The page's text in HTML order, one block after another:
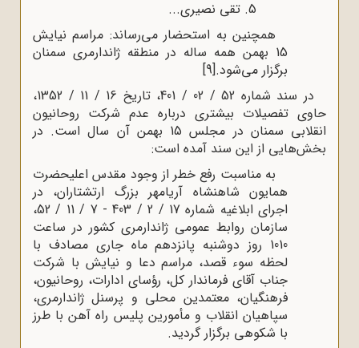
همچنین به استحضار می‌رساند: مراسم نیایش
15 بهمن همه ساله در منطقه ژاندارمری سمنان
برگزار می‌شود.[9]
در سند شماره 52 / 02 / 401، تاریخ 16 / 11 / 1352،
حاوی تفصیلات بیشتری درباره عدم شرکت روحانیون
انقلابی سمنان در مجلس 15 بهمن آن سال است. در
بخش‌هایی از این سند آمده است:
به مناسبت رفع خطر از وجود مقدس اعلیحضرت
همایون شاهنشاه آریامهر بزرگ ارتشتاران، در
اجرای ابلاغیه شماره 17 / 2 / 403 - 7 / 11 / 52،
سازمان روابط عمومی ژاندارمری کشور در ساعت
1010 روز دوشنبه پانزدهم ماه جاری مصادف با
لحظه سوء قصد، مراسم دعا و نیایش با شرکت
جناب آقای فرماندار کل، رؤسای ادارات، روحانیون،
فرهنگیان، معتمدین محلی و پرسنل ژاندارمری،
سپاهیان انقلاب و مأمورین پلیس راه آهن با طرز
با شکوهی برگزار گردید.